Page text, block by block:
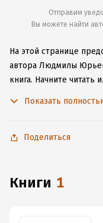
Отправим
Вы можете найти
На этой странице
автора Людмилы
книга. Начните
к интернету.
Показать
Поделиться
книги 1